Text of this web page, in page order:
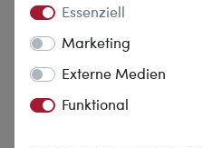
Essenziell
Marketing
Externe Medien
Funktional